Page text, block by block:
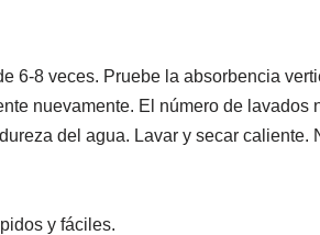
6-8 veces. Pruebe la absorbencia
nuevamente. El número de lavados
del agua. Lavar y secar caliente.
y fáciles.